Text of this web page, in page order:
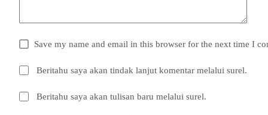
Save my name and email in this browser for the next time I
Beritahu saya akan tindak lanjut komentar melalui surel.
Beritahu saya akan tulisan baru melalui surel.